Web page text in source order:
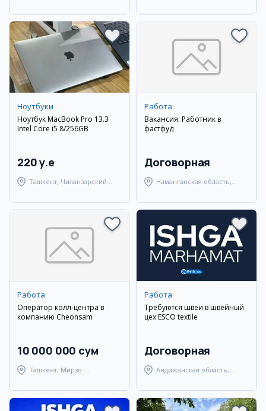
Ноутбуки
Ноутбук MacBook Pro 13.3
Intel Core i5 8/256GB
220 y.e
Ташкент, Чиланзарский
Работа
Вакансия: Работник в
фастфуд
Договорная
Наманганская область,
Работа
Оператор колл-центра в
компанию Cheonsam
10 000 000 сум
Ташкент, Мирзо-
Работа
Требуются швеи в швейный
цех ESCO textile
Договорная
Андижанская область,